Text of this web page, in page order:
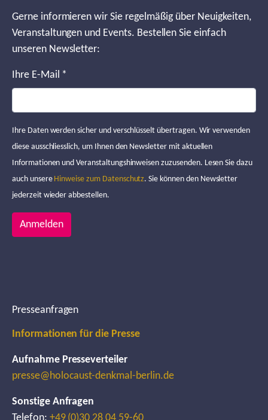
Gerne informieren wir Sie regelmäßig über Neuigkeiten,
Veranstaltungen und Events. Bestellen Sie einfach
unseren Newsletter:
Ihre E-Mail *
Ihre Daten werden sicher und verschlüsselt übertragen. Wir verwenden
diese ausschliesslich, um Ihnen den Newsletter mit aktuellen
Informationen und Veranstaltungshinweisen zuzusenden. Lesen Sie dazu
auch unsere Hinweise zum Datenschutz. Sie können den Newsletter
jederzeit wieder abbestellen.
Anmelden
Presseanfragen
Informationen für die Presse
Aufnahme Presseverteiler
presse@holocaust-denkmal-berlin.de
Sonstige Anfragen